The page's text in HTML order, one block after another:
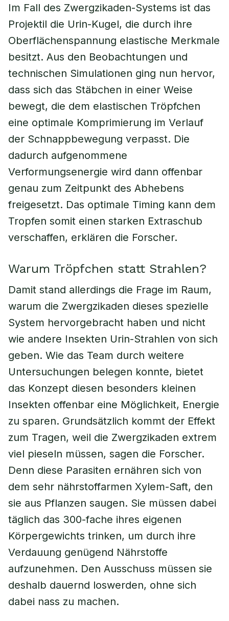
Im Fall des Zwergzikaden-Systems ist das
Projektil die Urin-Kugel, die durch ihre
Oberflächenspannung elastische Merkmale
besitzt. Aus den Beobachtungen und
technischen Simulationen ging nun hervor,
dass sich das Stäbchen in einer Weise
bewegt, die dem elastischen Tröpfchen
eine optimale Komprimierung im Verlauf
der Schnappbewegung verpasst. Die
dadurch aufgenommene
Verformungsenergie wird dann offenbar
genau zum Zeitpunkt des Abhebens
freigesetzt. Das optimale Timing kann dem
Tropfen somit einen starken Extraschub
verschaffen, erklären die Forscher.
Warum Tröpfchen statt Strahlen?
Damit stand allerdings die Frage im Raum,
warum die Zwergzikaden dieses spezielle
System hervorgebracht haben und nicht
wie andere Insekten Urin-Strahlen von sich
geben. Wie das Team durch weitere
Untersuchungen belegen konnte, bietet
das Konzept diesen besonders kleinen
Insekten offenbar eine Möglichkeit, Energie
zu sparen. Grundsätzlich kommt der Effekt
zum Tragen, weil die Zwergzikaden extrem
viel pieseln müssen, sagen die Forscher.
Denn diese Parasiten ernähren sich von
dem sehr nährstoffarmen Xylem-Saft, den
sie aus Pflanzen saugen. Sie müssen dabei
täglich das 300-fache ihres eigenen
Körpergewichts trinken, um durch ihre
Verdauung genügend Nährstoffe
aufzunehmen. Den Ausschuss müssen sie
deshalb dauernd loswerden, ohne sich
dabei nass zu machen.